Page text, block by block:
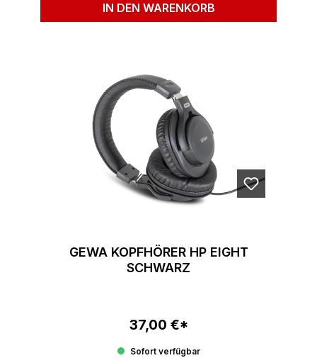
IN DEN WARENKORB
GEWA KOPFHÖRER HP EIGHT
SCHWARZ
Regulärer Preis:
37,00 €*
Sofort verfügbar